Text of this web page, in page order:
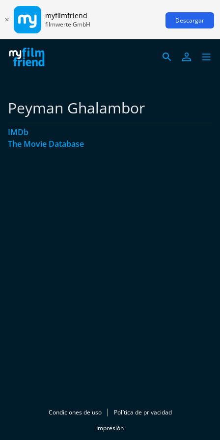
myfilmfriend
filmwerte GmbH Descargar
Peyman Ghalambor
IMDb
The Movie Database
Condiciones de uso
Política de privacidad
Impresión